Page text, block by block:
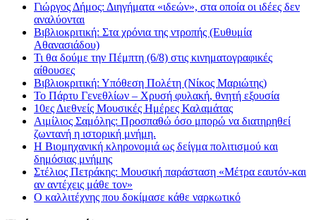
Γιώργος Δήμος: Διηγήματα «ιδεών», στα οποία οι ιδέες δεν
αναλύονται
Βιβλιοκριτική: Στα χρόνια της ντροπής (Ευθυμία
Αθανασιάδου)
Τι θα δούμε την Πέμπτη (6/8) στις κινηματογραφικές
αίθουσες
Βιβλιοκριτική: Υπόθεση Πολέτη (Νίκος Μαριώτης)
Το Πάρτυ Γενεθλίων – Χρυσή φυλακή, θνητή εξουσία
10ες Διεθνείς Μουσικές Ημέρες Καλαμάτας
Αιμίλιος Σαμόλης: Προσπαθώ όσο μπορώ να διατηρηθεί
ζωντανή η ιστορική μνήμη.
Η Βιομηχανική κληρονομιά ως δείγμα πολιτισμού και
δημόσιας μνήμης
Στέλιος Πετράκης: Μουσική παράσταση «Μέτρα εαυτόν-και
αν αντέχεις μάθε τον»
Ο καλλιτέχνης που δοκίμασε κάθε ναρκωτικό